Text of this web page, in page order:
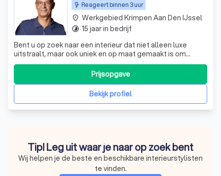
Reageert binnen 3 uur
Bent u op zoek naar een interieur dat niet alleen luxe
uitstraalt, maar ook uniek en op maat gemaakt is om
perfect bij uw levensstijl en persoonlijkheid te passen?
Dan bent u bij Ronil Interior Design aan het juiste adres. Ik
ben Rolando, een interieurontwerper met een passie voor
Bekijk profiel
Prijsopgave
place Werkgebied Krimpen Aan Den IJssel
timelapse 15 jaar in bedrijf
Tip! Leg uit waar je naar op zoek bent
Wij helpen je de beste en beschikbare interieurstylisten
te vinden.